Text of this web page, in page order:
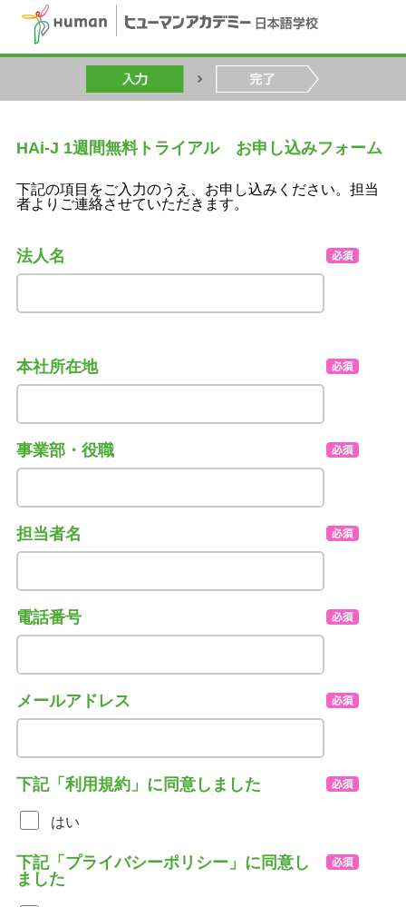
HAi-J 1週間無料トライアル お申し込みフォーム
下記の項目をご入力のうえ、お申し込みください。担当
者よりご連絡させていただきます。
法人名
本社所在地
事業部・役職
担当者名
電話番号
メールアドレス
下記「利用規約」に同意しました
はい
下記「プライバシーポリシー」に同意し
ました